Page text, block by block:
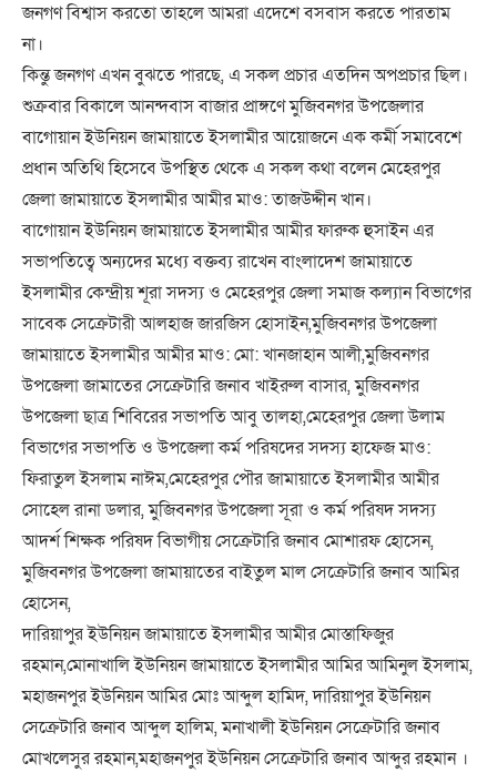
জনগণ বিশ্বাস করতো তাহলে আমরা এদেশে বসবাস করতে পারতাম
না।
কিন্তু জনগণ এখন বুঝতে পারছে, এ সকল প্রচার এতদিন অপপ্রচার ছিল।
শুক্রবার বিকালে আনন্দবাস বাজার প্রাঙ্গণে মুজিবনগর উপজেলার
বাগোয়ান ইউনিয়ন জামায়াতে ইসলামীর আয়োজনে এক কর্মী সমাবেশে
প্রধান অতিথি হিসেবে উপস্থিত থেকে এ সকল কথা বলেন মেহেরপুর
জেলা জামায়াতে ইসলামীর আমীর মাও: তাজউদ্দীন খান।
বাগোয়ান ইউনিয়ন জামায়াতে ইসলামীর আমীর ফারুক হুসাইন এর
সভাপতিত্বে অন্যদের মধ্যে বক্তব্য রাখেন বাংলাদেশ জামায়াতে
ইসলামীর কেন্দ্রীয় শূরা সদস্য ও মেহেরপুর জেলা সমাজ কল্যান বিভাগের
সাবেক সেক্রেটারী আলহাজ জারজিস হোসাইন,মুজিবনগর উপজেলা
জামায়াতে ইসলামীর আমীর মাও: মো: খানজাহান আলী,মুজিবনগর
উপজেলা জামাতের সেক্রেটারি জনাব খাইরুল বাসার, মুজিবনগর
উপজেলা ছাত্র শিবিরের সভাপতি আবু তালহা,মেহেরপুর জেলা উলাম
বিভাগের সভাপতি ও উপজেলা কর্ম পরিষদের সদস্য হাফেজ মাও:
ফিরাতুল ইসলাম নাঈম,মেহেরপুর পৌর জামায়াতে ইসলামীর আমীর
সোহেল রানা ডলার, মুজিবনগর উপজেলা সূরা ও কর্ম পরিষদ সদস্য
আদর্শ শিক্ষক পরিষদ বিভাগীয় সেক্রেটারি জনাব মোশারফ হোসেন,
মুজিবনগর উপজেলা জামায়াতের বাইতুল মাল সেক্রেটারি জনাব আমির
হোসেন,
দারিয়াপুর ইউনিয়ন জামায়াতে ইসলামীর আমীর মোস্তাফিজুর
রহমান,মোনাখালি ইউনিয়ন জামায়াতে ইসলামীর আমির আমিনুল ইসলাম,
মহাজনপুর ইউনিয়ন আমির মোঃ আব্দুল হামিদ, দারিয়াপুর ইউনিয়ন
সেক্রেটারি জনাব আব্দুল হালিম, মনাখালী ইউনিয়ন সেক্রেটারি জনাব
মোখলেসুর রহমান,মহাজনপুর ইউনিয়ন সেক্রেটারি জনাব আব্দুর রহমান ।